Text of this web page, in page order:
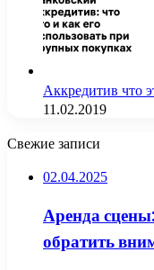
Аккредитив что
11.02.2019
Свежие записи
02.04.2025
Аренда
обратить